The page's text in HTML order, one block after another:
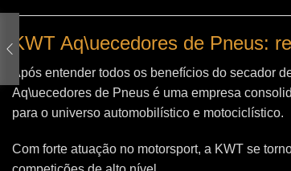
KWT Aq\uecedores de Pneus:
Após entender todos os benefícios do secador
Aq\uecedores de Pneus é uma empresa
para o universo automobilístico e motociclístico.
Com forte atuação no motorsport, a KWT se